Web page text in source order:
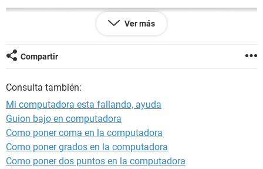
Ver más
Compartir
Consulta también:
Mi computadora esta fallando, ayuda
Guion bajo en computadora
Como poner coma en la computadora
Como poner grados en la computadora
Como poner dos puntos en la computadora